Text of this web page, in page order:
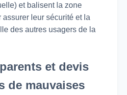
et balisent la zone
leur sécurité et la
des autres usagers de la
et devis
de mauvaises